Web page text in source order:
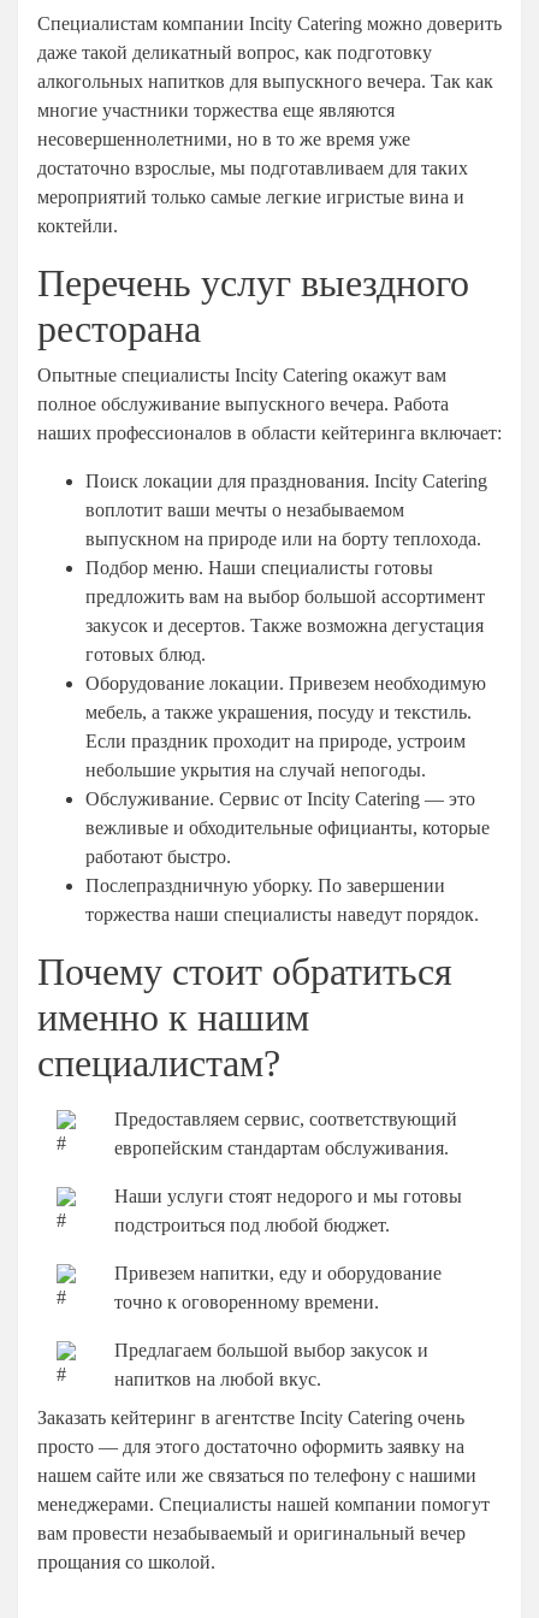
На 25 человек
На новый год
На 8 марта
На выпускной
Внуково
Долгопрудный
Железнодорожный
Жуковский
Королев
Люберцы
Мытищи
Одинцово
Подольск
Пушкино
Раменское
Химки
Щелково
Специалистам компании Incity Catering можно доверить
даже такой деликатный вопрос, как подготовку
алкогольных напитков для выпускного вечера. Так как
многие участники торжества еще являются
несовершеннолетними, но в то же время уже
достаточно взрослые, мы подготавливаем для таких
мероприятий только самые легкие игристые вина и
коктейли.
Перечень услуг выездного
ресторана
Опытные специалисты Incity Catering окажут вам
полное обслуживание выпускного вечера. Работа
наших профессионалов в области кейтеринга включает:
Поиск локации для празднования. Incity Catering
воплотит ваши мечты о незабываемом
выпускном на природе или на борту теплохода.
Подбор меню. Наши специалисты готовы
предложить вам на выбор большой ассортимент
закусок и десертов. Также возможна дегустация
готовых блюд.
Оборудование локации. Привезем необходимую
мебель, а также украшения, посуду и текстиль.
Если праздник проходит на природе, устроим
небольшие укрытия на случай непогоды.
Обслуживание. Сервис от Incity Catering — это
вежливые и обходительные официанты, которые
работают быстро.
Послепраздничную уборку. По завершении
торжества наши специалисты наведут порядок.
Почему стоит обратиться
именно к нашим
специалистам?
Предоставляем сервис, соответствующий
европейским стандартам обслуживания.
Наши услуги стоят недорого и мы готовы
подстроиться под любой бюджет.
Привезем напитки, еду и оборудование
точно к оговоренному времени.
Предлагаем большой выбор закусок и
напитков на любой вкус.
Заказать кейтеринг в агентстве Incity Catering очень
просто — для этого достаточно оформить заявку на
нашем сайте или же связаться по телефону с нашими
менеджерами. Специалисты нашей компании помогут
вам провести незабываемый и оригинальный вечер
прощания со школой.